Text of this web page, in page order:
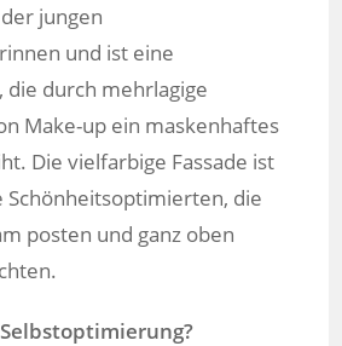
jungen
und ist eine
die durch mehrlagige
Make-up ein maskenhaftes
Die vielfarbige Fassade ist
Schönheitsoptimierten, die
posten und ganz oben